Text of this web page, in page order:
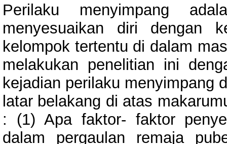
Perilaku menyimpang
menyesuaikan diri dengan
kelompok tertentu di dalam
melakukan penelitian ini
kejadian perilaku menyimpang
latar belakang di atas
: (1) Apa faktor- faktor
dalam pergaulan remaja